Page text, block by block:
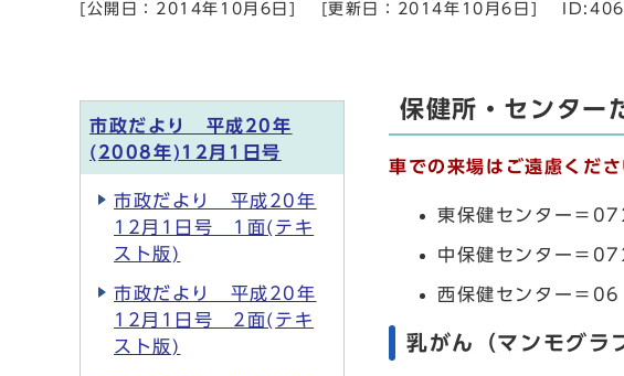
[公開日：2014年10月6日] [更新日：2014年10月6日]
保健所・センター
車での来場はご遠慮くださ
東保健センター＝
中保健センター＝
西保健センター＝
乳がん（マンモグラ
市政だより 平成20年
(2008年)12月1日号
市政だより 平成20年
12月1日号 1面(テキ
スト版)
市政だより 平成20年
12月1日号 2面(テキ
スト版)